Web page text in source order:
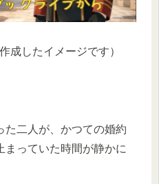
成したイメージです）
た二人が、かつての婚約
まっていた時間が静かに